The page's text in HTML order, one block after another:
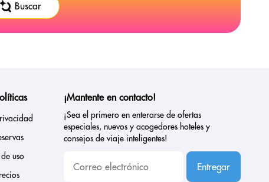
Buscar
uso
¡Mantente en contacto!
¡Sea el primero en enterarse de ofertas
especiales, nuevos y acogedores hoteles y
consejos de viaje inteligentes!
Entregar